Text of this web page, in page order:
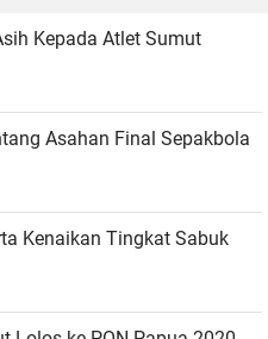
Kepada Atlet Sumut
Asahan Final Sepakbola
Kenaikan Tingkat Sabuk